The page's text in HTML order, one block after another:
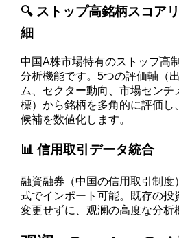
🔍 ストップ高銘柄スコア
細
中国A株市場特有のストップ高
分析機能です。5つの評価軸（
ム、セクター動向、市場セン
標）から銘柄を多角的に評価し
候補を数値化します。
📊 信用取引データ統合
融資融券（中国の信用取引制度
式でインポート可能。既存の投
変更せずに、观澜の高度な分析